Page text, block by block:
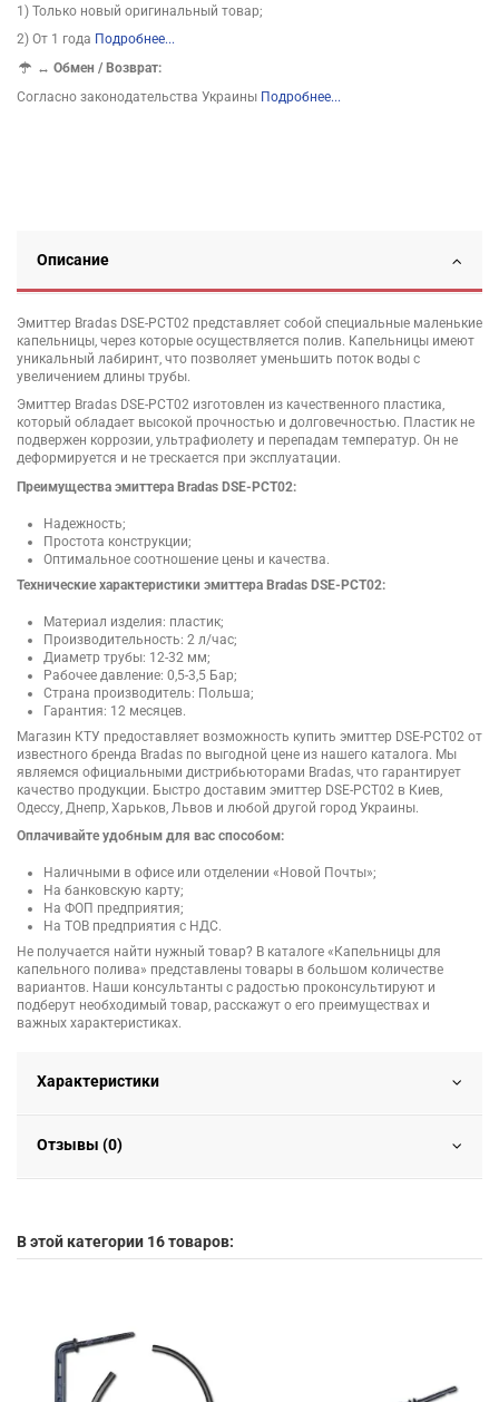
1) Только новый оригинальный товар;
2) От 1 года Подробнее...
↔Обмен / Возврат:
Согласно законодательства Украины Подробнее...
Описание
Эмиттер Bradas DSE-PCT02 представляет собой специальные маленькие
капельницы, через которые осуществляется полив. Капельницы имеют
уникальный лабиринт, что позволяет уменьшить поток воды с
увеличением длины трубы.
Эмиттер Bradas DSE-PCT02 изготовлен из качественного пластика,
который обладает высокой прочностью и долговечностью. Пластик не
подвержен коррозии, ультрафиолету и перепадам температур. Он не
деформируется и не трескается при эксплуатации.
Преимущества эмиттера Bradas DSE-PCT02:
Надежность;
Простота конструкции;
Оптимальное соотношение цены и качества.
Технические характеристики эмиттера Bradas DSE-PCT02:
Материал изделия: пластик;
Производительность: 2 л/час;
Диаметр трубы: 12-32 мм;
Рабочее давление: 0,5-3,5 Бар;
Страна производитель: Польша;
Гарантия: 12 месяцев.
Магазин КТУ предоставляет возможность купить эмиттер DSE-PCT02 от
известного бренда Bradas по выгодной цене из нашего каталога. Мы
являемся официальными дистрибьюторами Bradas, что гарантирует
качество продукции. Быстро доставим эмиттер DSE-PCT02 в Киев,
Одессу, Днепр, Харьков, Львов и любой другой город Украины.
Оплачивайте удобным для вас способом:
Наличными в офисе или отделении «Новой Почты»;
На банковскую карту;
На ФОП предприятия;
На ТОВ предприятия с НДС.
Не получается найти нужный товар? В каталоге «Капельницы для
капельного полива» представлены товары в большом количестве
вариантов. Наши консультанты с радостью проконсультируют и
подберут необходимый товар, расскажут о его преимуществах и
важных характеристиках.
Характеристики
Отзывы (0)
В этой категории 16 товаров: